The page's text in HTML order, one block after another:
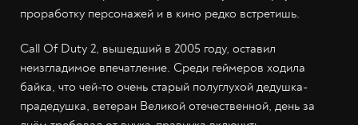
проработку персонажей и в кино редко встретишь.
Call Of Duty 2, вышедший в 2005 году, оставил
неизгладимое впечатление. Среди геймеров ходила
байка, что чей-то очень старый полуглухой дедушка-
прадедушка, ветеран Великой отечественной, день за